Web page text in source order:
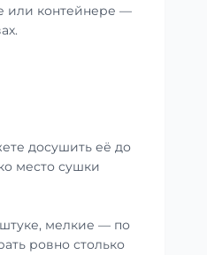
или контейнере —
досушить её до
место сушки
мелкие — по
ровно столько